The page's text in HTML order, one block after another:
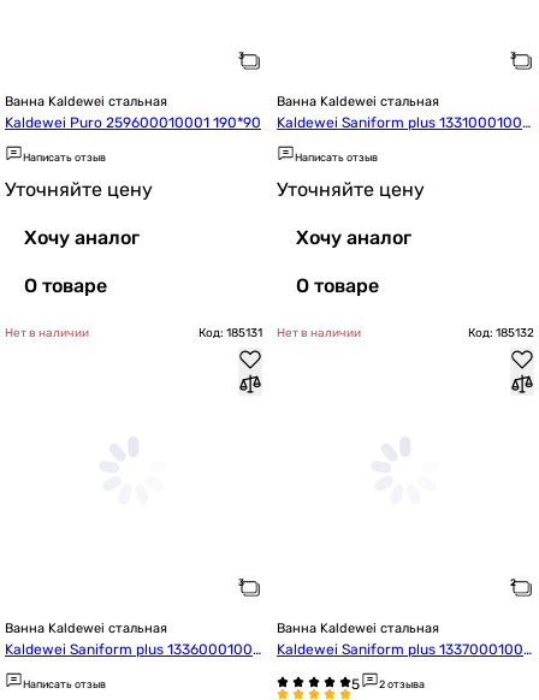
Ванна Kaldewei стальная
Kaldewei Puro 259600010001 190*90
Написать отзыв
Уточняйте цену
Хочу аналог
О товаре
Ванна Kaldewei стальная
Kaldewei Saniform plus 13310001000
1 150*70
Написать отзыв
Уточняйте цену
Хочу аналог
О товаре
Нет в наличии Код: 185131
Ванна Kaldewei стальная
Kaldewei Saniform plus 13360001000
1 170*75
Написать отзыв
Нет в наличии Код: 185132
Ванна Kaldewei стальная
Kaldewei Saniform plus 13370001000
1 Mod.337 180*80
2 отзыва